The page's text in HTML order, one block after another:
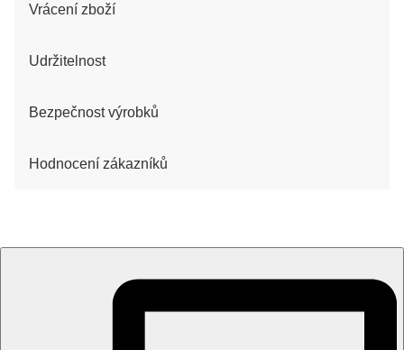
Vrácení zboží
Udržitelnost
Bezpečnost výrobků
Hodnocení zákazníků